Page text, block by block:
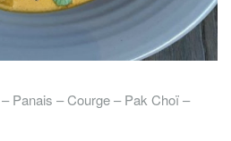
Panais – Courge – Pak Choï –